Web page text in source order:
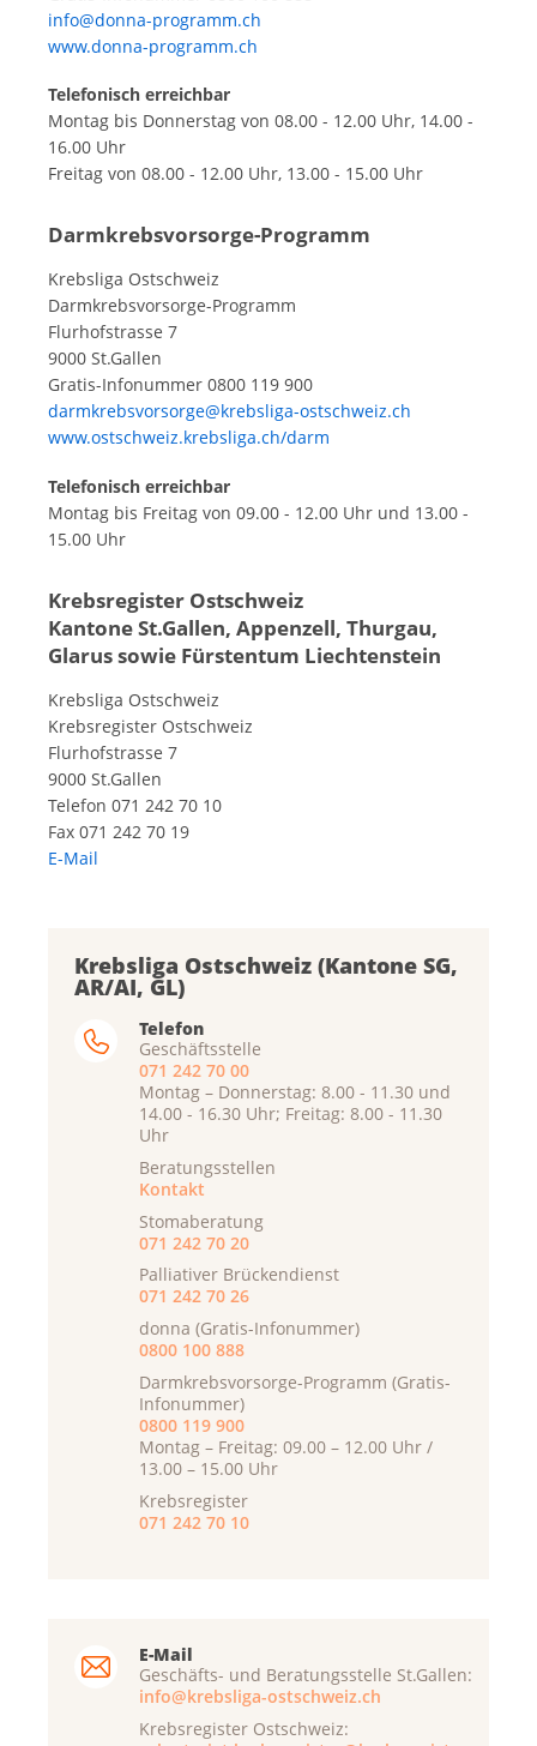
info@donna-programm.ch
www.donna-programm.ch
Telefonisch erreichbar
Montag bis Donnerstag von 08.00 - 12.00 Uhr, 14.00 -
16.00 Uhr
Freitag von 08.00 - 12.00 Uhr, 13.00 - 15.00 Uhr
Darmkrebsvorsorge-Programm
Krebsliga Ostschweiz
Darmkrebsvorsorge-Programm
Flurhofstrasse 7
9000 St.Gallen
Gratis-Infonummer 0800 119 900
darmkrebsvorsorge@krebsliga-ostschweiz.ch
www.ostschweiz.krebsliga.ch/darm
Telefonisch erreichbar
Montag bis Freitag von 09.00 - 12.00 Uhr und 13.00 -
15.00 Uhr
Krebsregister Ostschweiz
Kantone St.Gallen, Appenzell, Thurgau,
Glarus sowie Fürstentum Liechtenstein
Krebsliga Ostschweiz
Krebsregister Ostschweiz
Flurhofstrasse 7
9000 St.Gallen
Telefon 071 242 70 10
Fax 071 242 70 19
E-Mail
Krebsliga Ostschweiz (Kantone SG,
AR/AI, GL)
Telefon
Geschäftsstelle
071 242 70 00
Montag – Donnerstag: 8.00 - 11.30 und
14.00 - 16.30 Uhr; Freitag: 8.00 - 11.30
Uhr
Beratungsstellen
Kontakt
Stomaberatung
071 242 70 20
Palliativer Brückendienst
071 242 70 26
donna (Gratis-Infonummer)
0800 100 888
Darmkrebsvorsorge-Programm (Gratis-
Infonummer)
0800 119 900
Montag – Freitag: 09.00 – 12.00 Uhr /
13.00 – 15.00 Uhr
Krebsregister
071 242 70 10
E-Mail
Geschäfts- und Beratungsstelle St.Gallen:
info@krebsliga-ostschweiz.ch
Krebsregister Ostschweiz: